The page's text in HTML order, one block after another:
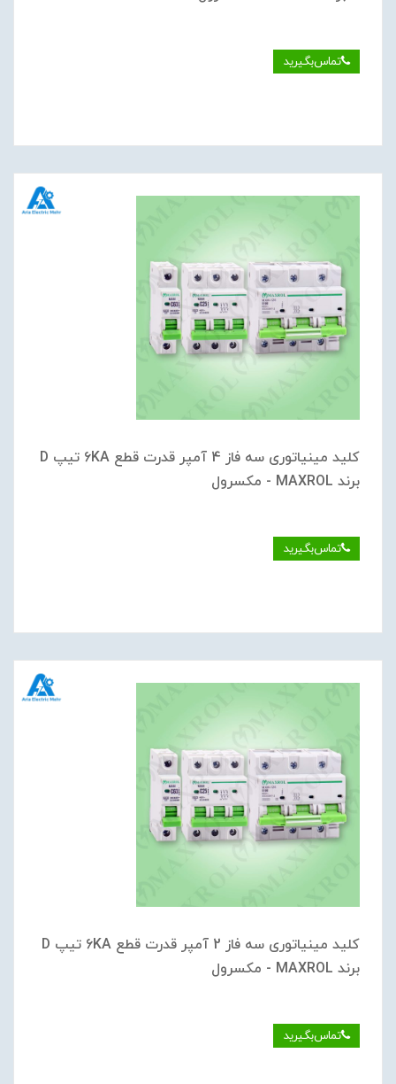
تماس‌بگیرید
کلید مینیاتوری سه فاز 4 آمپر قدرت قطع 6KA تیپ D
برند MAXROL - مکسرول
تماس‌بگیرید
کلید مینیاتوری سه فاز 2 آمپر قدرت قطع 6KA تیپ D
برند MAXROL - مکسرول
تماس‌بگیرید